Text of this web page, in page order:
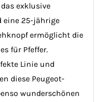
exklusive
eine 25-jährige
ermöglicht die
für Pfeffer.
Linie und
diese Peugeot-
wunderschönen